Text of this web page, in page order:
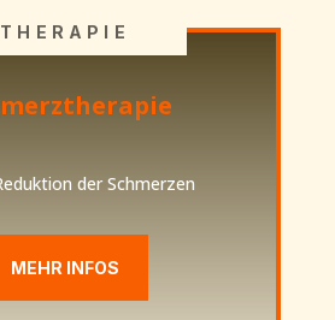
THERAPIE
der Schmerzen
MEHR INFOS